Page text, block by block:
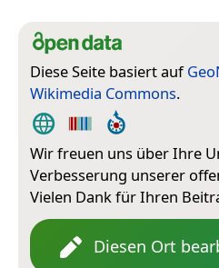
Diese Seite basiert auf
Wikimedia Commons.
Wir freuen uns über Ihre
Verbesserung unserer
Vielen Dank für Ihren
Diesen Ort